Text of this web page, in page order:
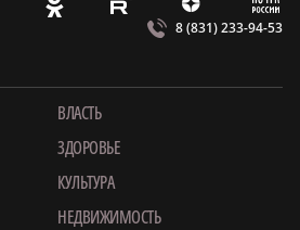
E
8 (831) 233-94-53
ВЛАСТЬ
ЗДОРОВЬЕ
КУЛЬТУРА
НЕДВИЖИМОСТЬ